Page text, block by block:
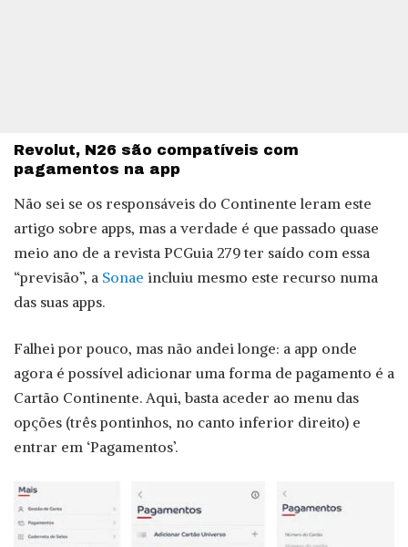
Revolut, N26 são compatíveis com
pagamentos na app
Não sei se os responsáveis do Continente leram este
artigo sobre apps, mas a verdade é que passado quase
meio ano de a revista PCGuia 279 ter saído com essa
“previsão”, a Sonae incluiu mesmo este recurso numa
das suas apps.
Falhei por pouco, mas não andei longe: a app onde
agora é possível adicionar uma forma de pagamento é a
Cartão Continente. Aqui, basta aceder ao menu das
opções (três pontinhos, no canto inferior direito) e
entrar em ‘Pagamentos’.